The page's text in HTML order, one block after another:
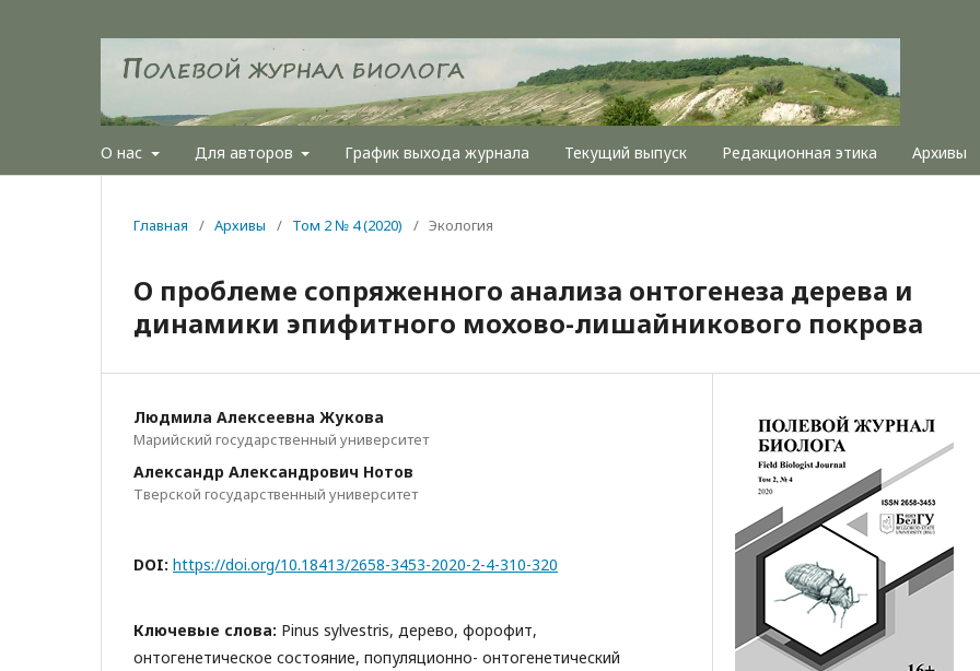
О нас Для авторов График выхода журнала Текущий выпуск Редакционная этика Архивы
Главная / Архивы / Том 2 № 4 (2020) / Экология
О проблеме сопряженного анализа онтогенеза дерева и
динамики эпифитного мохово-лишайникового покрова
Людмила Алексеевна Жукова
Марийский государственный университет
Александр Александрович Нотов
Тверской государственный университет
DOI: https://doi.org/10.18413/2658-3453-2020-2-4-310-320
Ключевые слова: Pinus sylvestris, дерево, форофит,
онтогенетическое состояние, популяционно- онтогенетический